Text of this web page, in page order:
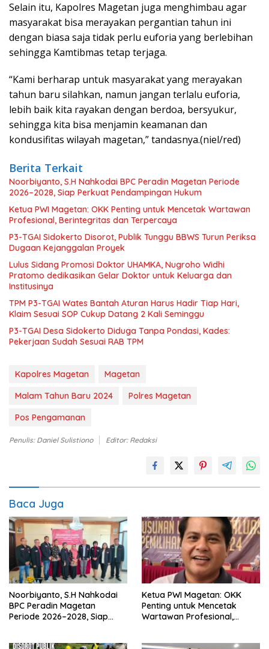
Selain itu, Kapolres Magetan juga menghimbau agar
masyarakat bisa merayakan pergantian tahun ini
dengan biasa saja tidak perlu euforia yang berlebihan
sehingga Kamtibmas tetap terjaga.
“Kami berharap untuk masyarakat yang merayakan
tahun baru silahkan, namun jangan terlalu euforia,
lebih baik kita rayakan dengan berdoa, bersyukur,
sehingga kita bisa menjamin keamanan dan
kondusifitas wilayah magetan,” tandasnya.(niel/red)
Berita Terkait
Noorbiyanto, S.H Nahkodai BPC Peradin Magetan Periode
2026–2028, Siap Perkuat Pendampingan Hukum
Ketua PWI Magetan: OKK Penting untuk Mencetak Wartawan
Profesional, Berintegritas dan Terpercaya
P3-TGAI Sidokerto Disorot, Publik Tunggu BBWS Turun Periksa
Dugaan Kejanggalan Proyek
Lulus Sidang Promosi Doktor UHAMKA, Nugroho Widhi
Pratomo dedikasikan Gelar Doktor untuk Keluarga dan
Institusinya
TPM P3-TGAI Wates Bantah Aturan Harus Hadir Tiap Hari,
Klaim Sesuai SOP Cukup Datang 2 Kali Seminggu
P3-TGAI Desa Sidokerto Diduga Tanpa Pondasi, Kades:
Pekerjaan Sudah Sesuai RAB TPM
Kapolres Magetan
Magetan
Malam Tahun Baru 2024
Polres Magetan
Pos Pengamanan
Penulis: Daniel Sulistiono Editor: Redaksi
Baca Juga
Noorbiyanto, S.H Nahkodai
BPC Peradin Magetan
Periode 2026–2028, Siap
Ketua PWI Magetan: OKK
Penting untuk Mencetak
Wartawan Profesional,